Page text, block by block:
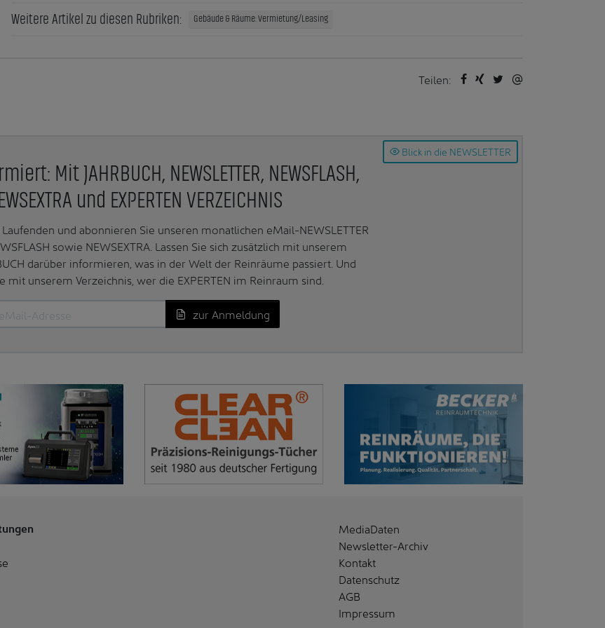
Weitere Artikel zu diesen Rubriken: Gebäude & Räume: Vermietung/Leasing
Teilen:
Blick in die NEWSLETTER
Mit JAHRBUCH, NEWSLETTER, NEWSFLASH,
und EXPERTEN VERZEICHNIS
und abonnieren Sie unseren monatlichen eMail-NEWSLETTER
sowie NEWSEXTRA. Lassen Sie sich zusätzlich mit unserem
darüber informieren, was in der Welt der Reinräume passiert. Und
mit unserem Verzeichnis, wer die EXPERTEN im Reinraum sind.
zur Anmeldung
MediaDaten
Newsletter-Archiv
Kontakt
Datenschutz
AGB
Impressum